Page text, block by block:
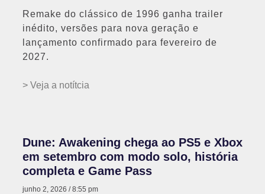
Remake do clássico de 1996 ganha trailer
inédito, versões para nova geração e
lançamento confirmado para fevereiro de
2027.
> Veja a notítcia
Dune: Awakening chega ao PS5 e Xbox
em setembro com modo solo, história
completa e Game Pass
junho 2, 2026 8:55 pm